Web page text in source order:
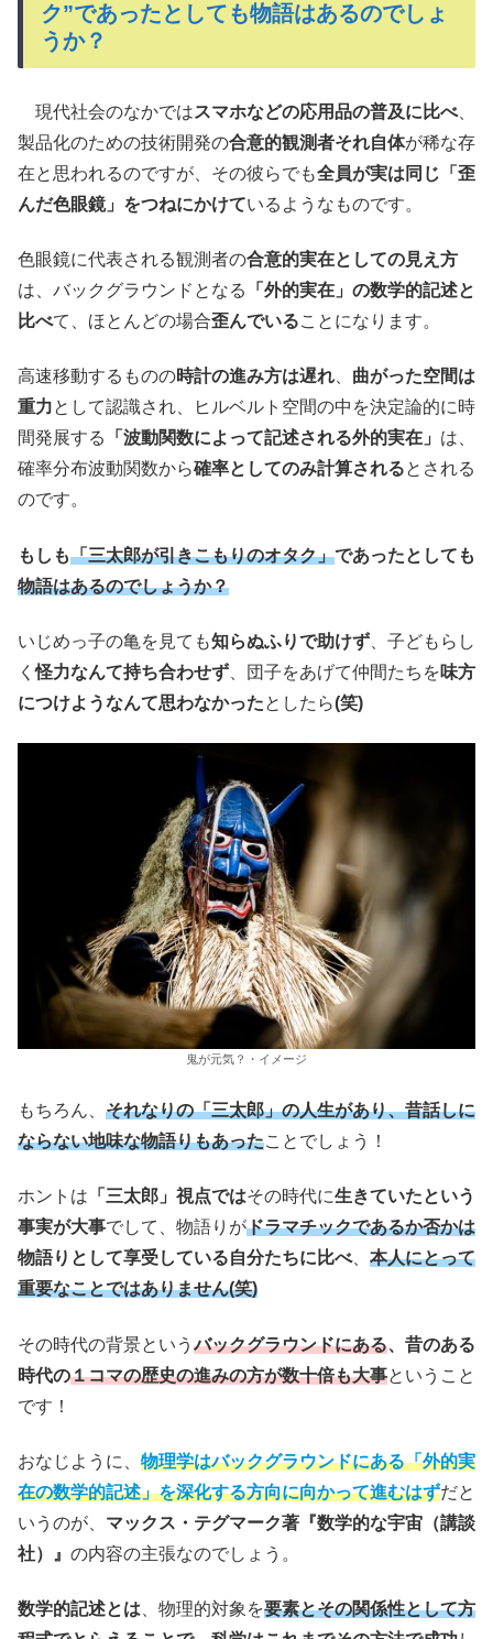
ク”であったとしても物語はあるのでしょ
うか？
現代社会のなかではスマホなどの応用品の普及に比べ、
製品化のための技術開発の合意的観測者それ自体が稀な存
在と思われるのですが、その彼らでも全員が実は同じ「歪
んだ色眼鏡」をつねにかけているようなものです。
色眼鏡に代表される観測者の合意的実在としての見え方
は、バックグラウンドとなる
「外的実在」の数学的記述と
比べて、ほとんどの場合歪んでいることになります。
高速移動するものの時計の進み方は遅れ
曲がった空間は
重力として認識され、ヒルベルト空間の中を決定論的に時
間発展する
「波動関数によって記述される外的実在」 は、
確率分布波動関数から確率としてのみ計算されるとされる
のです。
もしも「三太郎が引きこもりのオタク」であったとしても
物語はあるのでしょうか？
いじめっ子の亀を見ても知らぬふりで助けず 、子どもらし
く怪力なんて持ち合わせず 、団子をあげて仲間たちを味方
につけようなんて思わなかったとしたら(笑)
鬼が元気？・イメージ
もちろん、 それなりの「三太郎」の人生があり、昔話しに
ならない地味な物語りもあったことでしょう！
ホントは 「三太郎」視点ではその時代に生きていたという
事実が大事でして、物語りがドラマチックであるか否かは
物語りとして享受している自分たちに比べ、 本人にとって
重要なことではありません(笑)
その時代の背景というバックグラウンドにある、昔のある
時代の１コマの歴史の進みの方が数十倍も大事ということ
です！
おなじように、 物理学はバックグラウンドにある「外的実
在の数学的記述」を深化する方向に向かって進むはずだと
いうのが、 マックス・テグマーク著『数学的な宇宙（講談
社）』 の内容の主張なのでしょう。
数学的記述とは、物理的対象を要素とその関係性として方